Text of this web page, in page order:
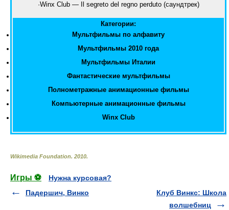
·Winx Club — Il segreto del regno perduto (саундтрек)
Категории:
Мультфильмы по алфавиту
Мультфильмы 2010 года
Мультфильмы Италии
Фантастические мультфильмы
Полнометражные анимационные фильмы
Компьютерные анимационные фильмы
Winx Club
Wikimedia Foundation. 2010.
Игры ⚽
Нужна курсовая?
Падершич, Винко
Клуб Винкс: Школа
волшебниц